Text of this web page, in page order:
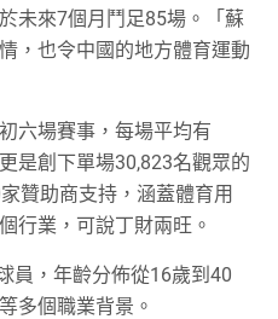
未來7個月鬥足85場。「蘇
，也令中國的地方體育運動
六場賽事，每場平均有
是創下單場30,823名觀眾的
贊助商支持，涵蓋體育用
行業，可說丁財兩旺。
員，年齡分佈從16歲到40
多個職業背景。